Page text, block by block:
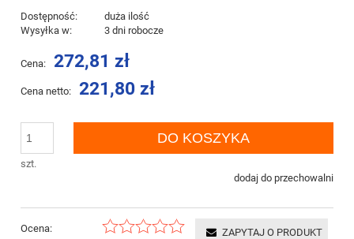
Dostępność:
duża ilość
Wysyłka w:
3 dni robocze
Cena: 272,81 zł
Cena netto: 221,80 zł
szt.
DO KOSZYKA
dodaj do przechowalni
Ocena:
ZAPYTAJ O PRODUKT